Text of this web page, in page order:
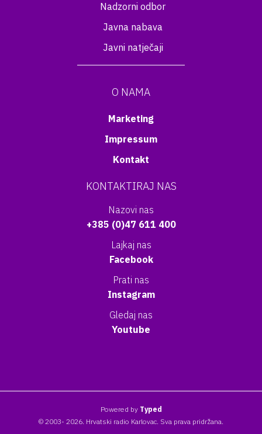
Nadzorni odbor
Javna nabava
Javni natječaji
O NAMA
Marketing
Impressum
Kontakt
KONTAKTIRAJ NAS
Nazovi nas
+385 (0)47 611 400
Lajkaj nas
Facebook
Prati nas
Instagram
Gledaj nas
Youtube
Powered by Typed
© 2003- 2026. Hrvatski radio Karlovac. Sva prava pridržana.